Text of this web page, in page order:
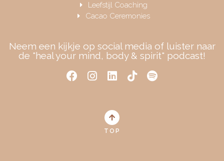
Leefstijl Coaching
Cacao Ceremonies
Neem een kijkje op social media of luister naar
de "heal your mind, body & spirit" podcast!
TOP